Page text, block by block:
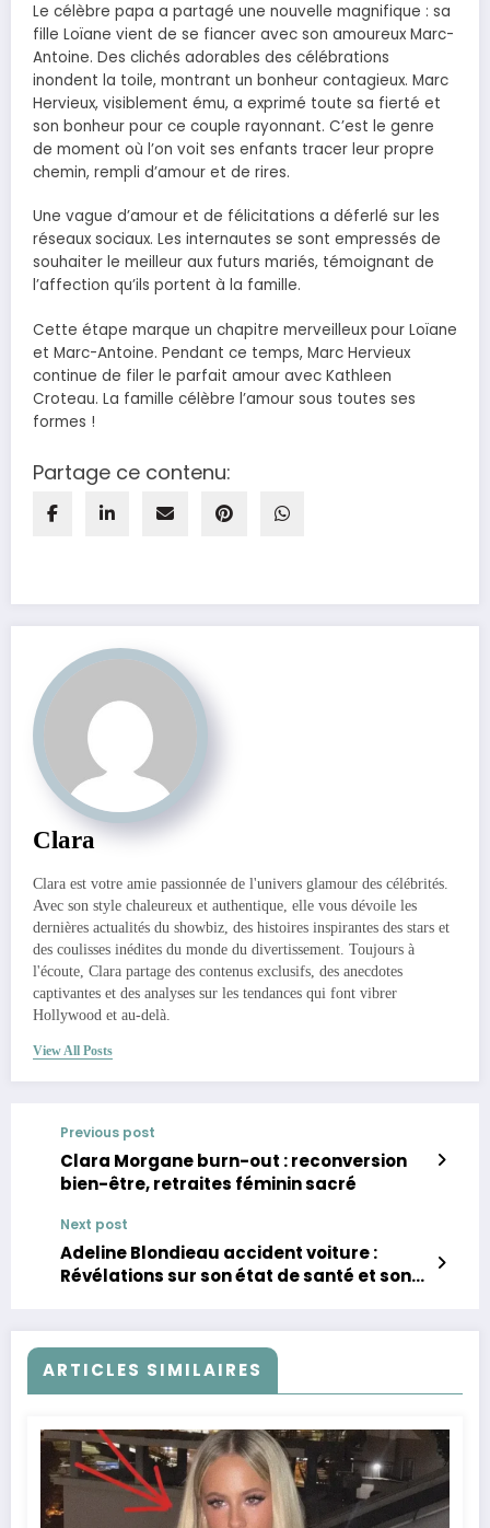
Le célèbre papa a partagé une nouvelle magnifique : sa
fille Loïane vient de se fiancer avec son amoureux Marc-
Antoine. Des clichés adorables des célébrations
inondent la toile, montrant un bonheur contagieux. Marc
Hervieux, visiblement ému, a exprimé toute sa fierté et
son bonheur pour ce couple rayonnant. C’est le genre
de moment où l’on voit ses enfants tracer leur propre
chemin, rempli d’amour et de rires.
Une vague d’amour et de félicitations a déferlé sur les
réseaux sociaux. Les internautes se sont empressés de
souhaiter le meilleur aux futurs mariés, témoignant de
l’affection qu’ils portent à la famille.
Cette étape marque un chapitre merveilleux pour Loïane
et Marc-Antoine. Pendant ce temps, Marc Hervieux
continue de filer le parfait amour avec Kathleen
Croteau. La famille célèbre l’amour sous toutes ses
formes !
Partage ce contenu:
Clara
Clara est votre amie passionnée de l'univers glamour des célébrités.
Avec son style chaleureux et authentique, elle vous dévoile les
dernières actualités du showbiz, des histoires inspirantes des stars et
des coulisses inédites du monde du divertissement. Toujours à
l'écoute, Clara partage des contenus exclusifs, des anecdotes
captivantes et des analyses sur les tendances qui font vibrer
Hollywood et au-delà.
View All Posts
Previous post
Clara Morgane burn-out : reconversion
bien-être, retraites féminin sacré
Next post
Adeline Blondieau accident voiture :
Révélations sur son état de santé et son
ARTICLES SIMILAIRES